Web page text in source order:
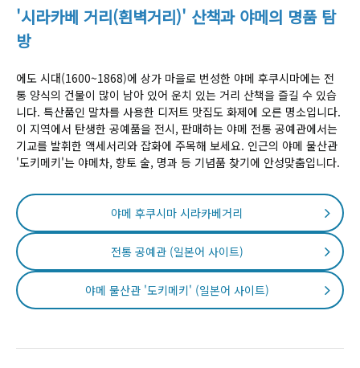
'시라카베 거리(흰벽거리)' 산책과 야메의 명품 탐
방
에도 시대(1600~1868)에 상가 마을로 번성한 야메 후쿠시마에는 전
통 양식의 건물이 많이 남아 있어 운치 있는 거리 산책을 즐길 수 있습
니다. 특산품인 말차를 사용한 디저트 맛집도 화제에 오른 명소입니다.
이 지역에서 탄생한 공예품을 전시, 판매하는 야메 전통 공예관에서는
기교를 발휘한 액세서리와 잡화에 주목해 보세요. 인근의 야메 물산관
'도키메키'는 야메차, 향토 술, 명과 등 기념품 찾기에 안성맞춤입니다.
야메 후쿠시마 시라카베거리
전통 공예관 (일본어 사이트)
야메 물산관 '도키메키' (일본어 사이트)